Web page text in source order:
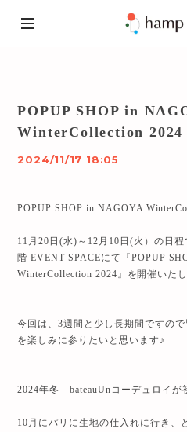
POPUP SHOP in
WinterCollection 2024
2024/11/17 18:05
POPUP SHOP in NAGOYA
11月20日(水)～12月10日(火）の日
階 EVENT SPACEにて『POPUP
WinterCollection 2024』を開催いた
今回は、3週間と少し長期間ですの
を楽しみに参りたいと思います♪
2024年冬 bateauUnコーデュロイが
10月にパリに生地の仕入れに行き、